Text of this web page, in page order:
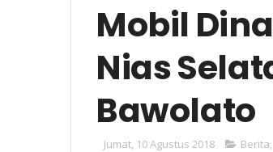
Mobil
Nias
Bawolato
Jumat, 10 Agustus 2018 Berita